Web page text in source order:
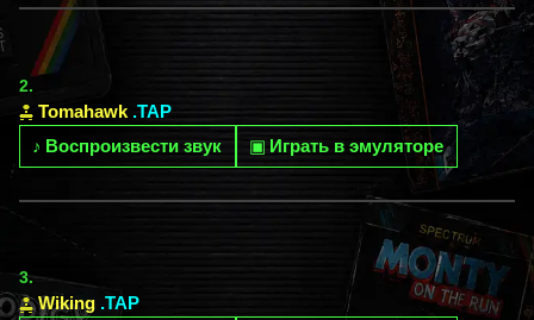
2.
Tomahawk .TAP
♪ Воспроизвести звук ▣ Играть в эмуляторе
3.
Wiking .TAP